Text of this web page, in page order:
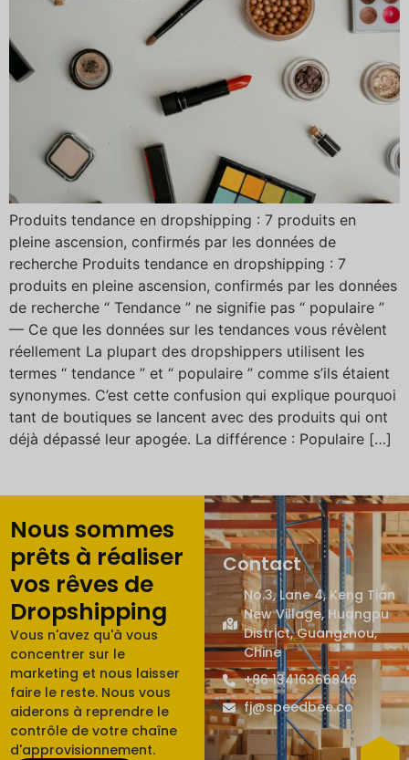
Produits tendance en dropshipping : 7 produits en
pleine ascension, confirmés par les données de
recherche Produits tendance en dropshipping : 7
produits en pleine ascension, confirmés par les données
de recherche “ Tendance ” ne signifie pas “ populaire ”
— Ce que les données sur les tendances vous révèlent
réellement La plupart des dropshippers utilisent les
termes “ tendance ” et “ populaire ” comme s’ils étaient
synonymes. C’est cette confusion qui explique pourquoi
tant de boutiques se lancent avec des produits qui ont
déjà dépassé leur apogée. La différence : Populaire […]
Nous sommes
prêts à réaliser
vos rêves de
Dropshipping
Vous n'avez qu'à vous
concentrer sur le
marketing et nous laisser
faire le reste. Nous vous
aiderons à reprendre le
contrôle de votre chaîne
d'approvisionnement.
Contact
No.3, Lane 4, Keng Tian
New Village, Huangpu
District, Guangzhou,
Chine
+86 13416366846
fj@speedbee.co